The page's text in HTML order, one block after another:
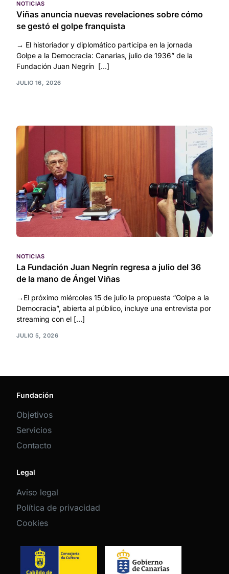
NOTICIAS
Viñas anuncia nuevas revelaciones sobre cómo
se gestó el golpe franquista
→ El historiador y diplomático participa en la jornada
Golpe a la Democracia: Canarias, julio de 1936” de la
Fundación Juan Negrín […]
JULIO 16, 2026
NOTICIAS
La Fundación Juan Negrín regresa a julio del 36
de la mano de Ángel Viñas
→El próximo miércoles 15 de julio la propuesta “Golpe a la
Democracia”, abierta al público, incluye una entrevista por
streaming con el […]
JULIO 5, 2026
Fundación
Objetivos
Servicios
Contacto
Legal
Aviso legal
Política de privacidad
Cookies